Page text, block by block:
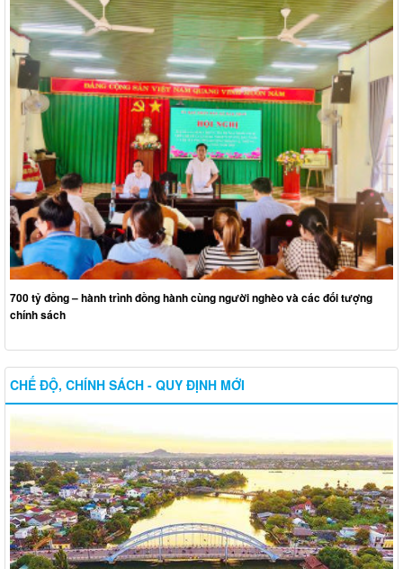
700 tỷ đồng – hành trình đồng hành cùng người nghèo và các đối tượng
chính sách
CHẾ ĐỘ, CHÍNH SÁCH - QUY ĐỊNH MỚI